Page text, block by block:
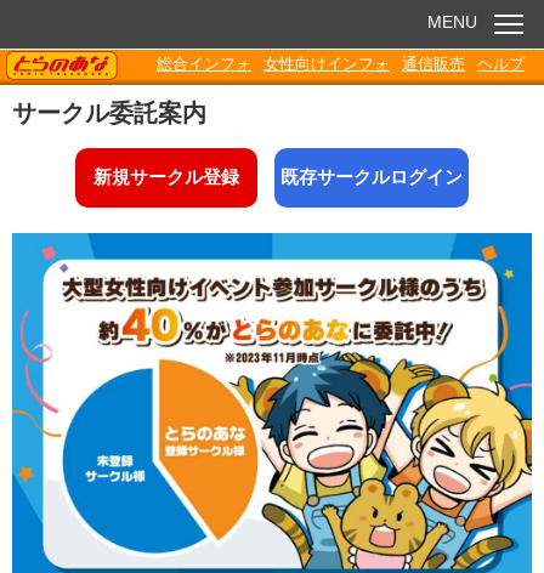
お知らせ
電子書籍
Q&A
各種ダウンロード
MENU
TORANOANA
総合インフォ 女性向けインフォ 通信販売 ヘルプ
サークル委託案内
新規サークル登録 既存サークルログイン